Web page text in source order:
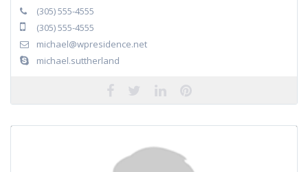
(305) 555-4555
(305) 555-4555
michael@wpresidence.net
michael.suttherland